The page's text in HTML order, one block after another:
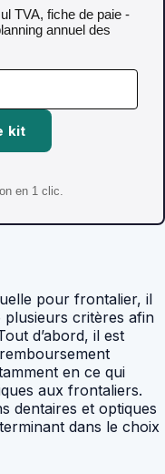
TVA, fiche de paie -
annuel des
kit
en 1 clic.
pour frontalier, il
plusieurs critères afin
d’abord, il est
en ce qui
aux frontaliers.
dentaires et optiques
dans le choix